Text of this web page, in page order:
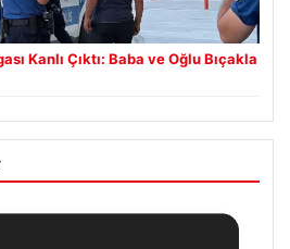
Kanlı Çıktı: Baba ve Oğlu Bıçakla